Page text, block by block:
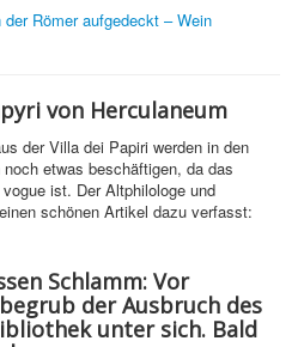
Römer aufgedeckt – Wein
von Herculaneum
der Villa dei Papiri werden in den
etwas beschäftigen, da das
ist. Der Altphilologe und
schönen Artikel dazu verfasst:
Schlamm: Vor
der Ausbruch des
unter sich. Bald